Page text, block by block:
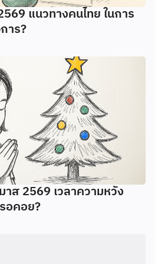
แนวทางคนไทย ในการ
าร?
ส 2569 เวลาความหวัง
อคอย?